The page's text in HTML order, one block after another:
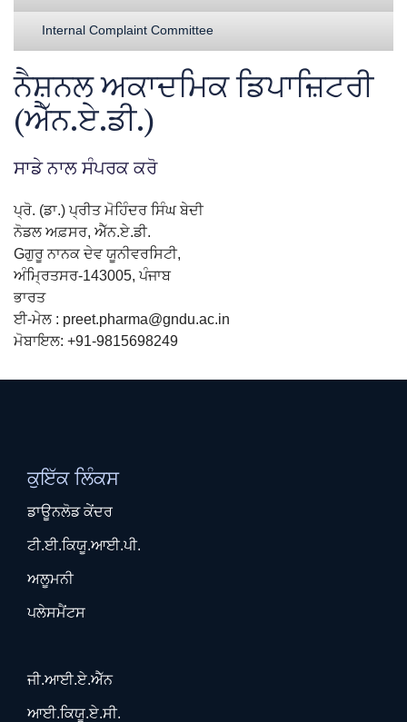
Internal Complaint Committee
ਨੈਸ਼ਨਲ ਅਕਾਦਮਿਕ ਡਿਪਾਜ਼ਿਟਰੀ
(ਐੱਨ.ਏ.ਡੀ.)
ਸਾਡੇ ਨਾਲ ਸੰਪਰਕ ਕਰੋ
ਪ੍ਰੋ. (ਡਾ.) ਪ੍ਰੀਤ ਮੋਹਿੰਦਰ ਸਿੰਘ ਬੇਦੀ
ਨੋਡਲ ਅਫ਼ਸਰ, ਐੱਨ.ਏ.ਡੀ.
Gਗੁਰੂ ਨਾਨਕ ਦੇਵ ਯੂਨੀਵਰਸਿਟੀ,
ਅੰਮ੍ਰਿਤਸਰ-143005, ਪੰਜਾਬ
ਭਾਰਤ
ਈ-ਮੇਲ : preet.pharma@gndu.ac.in
ਮੋਬਾਇਲ: +91-9815698249
ਕੁਇੱਕ ਲਿੰਕਸ
ਡਾਊਨਲੋਡ ਕੇਂਦਰ
ਟੀ.ਈ.ਕਿਯੂ.ਆਈ.ਪੀ.
ਅਲੂਮਨੀ
ਪਲੇਸਮੈਂਟਸ
ਜੀ.ਆਈ.ਏ.ਐੱਨ
ਆਈ.ਕਿਯੂ.ਏ.ਸੀ.